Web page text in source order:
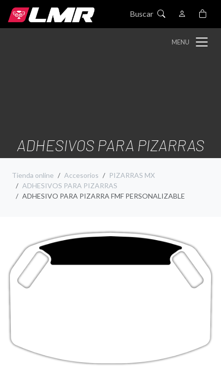
Buscar
MENU
ADHESIVOS PARA PIZARRAS
Tienda online Accesorios
PIZARRAS MX
ADHESIVOS PARA PIZARRAS
ADHESIVO PARA PIZARRA FMF PERSONALIZABLE